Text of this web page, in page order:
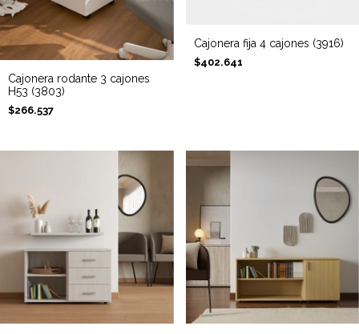
Cajonera rodante 3 cajones
H53 (3803)
$266.537
Cajonera fija 4 cajones (3916)
$402.641